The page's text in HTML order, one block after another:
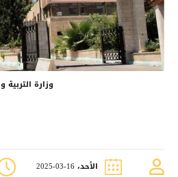
وزارة التربية
الأحد، 16-03-2025